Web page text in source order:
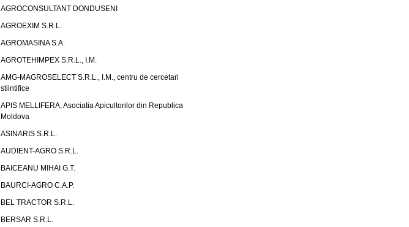
AGROCONSULTANT DONDUSENI
AGROEXIM S.R.L.
AGROMASINA S.A.
AGROTEHIMPEX S.R.L., I.M.
AMG-MAGROSELECT S.R.L., I.M., centru de cercetari
stiintifice
APIS MELLIFERA, Asociatia Apicultorilor din Republica
Moldova
ASINARIS S.R.L.
AUDIENT-AGRO S.R.L.
BAICEANU MIHAI G.T.
BAURCI-AGRO C.A.P.
BEL TRACTOR S.R.L.
BERSAR S.R.L.